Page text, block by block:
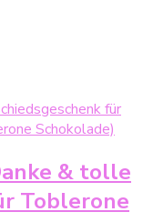
& tolle
Toblerone